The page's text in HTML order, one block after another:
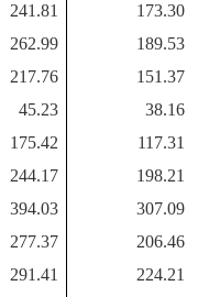
241.81
173.30
262.99
189.53
217.76
151.37
45.23
38.16
175.42
117.31
244.17
198.21
394.03
307.09
277.37
206.46
291.41
224.21